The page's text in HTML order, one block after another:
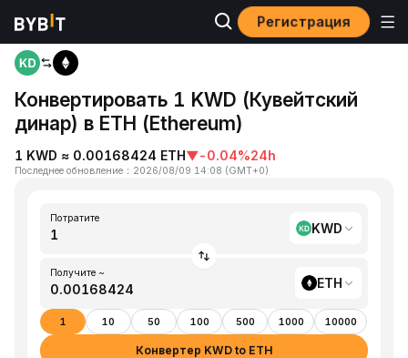
Регистрация
Главная
Конвертировать 1 KWD (Кувейтский
динар) в ETH (Ethereum)
1 KWD ≈ 0.00168424 ETH▼-0.04%24h
Последнее обновление ： 2026/08/09 14:08 (GMT+0)
Потратите
KWD
Получите ~
ETH
1 10 50 100 500 1000 10000
Конвертер KWD to ETH